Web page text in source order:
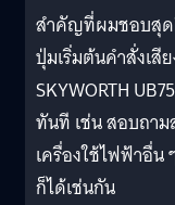
สำคัญที่ผมชอบสุด
ปุ่มเริ่มต้นคำสั่งเสี
SKYWORTH
ทันที เช่น สอบถา
เครื่องใช้ไฟฟ้าอื่น
ก็ได้เช่นกัน